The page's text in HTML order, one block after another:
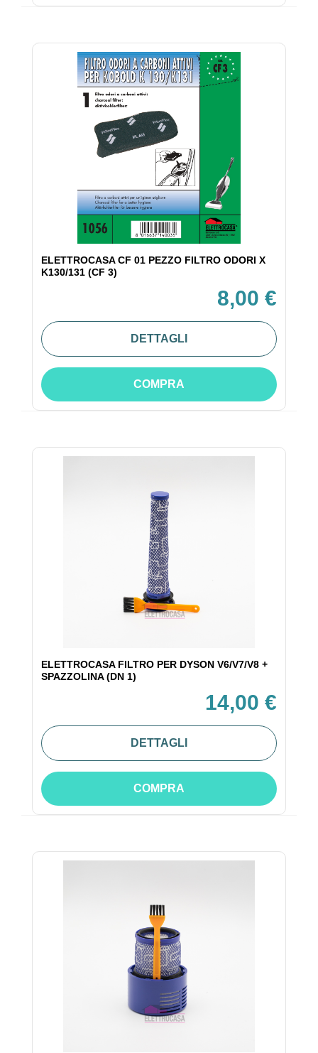
ELETTROCASA CF 01 PEZZO FILTRO ODORI X
K130/131 (CF 3)
8,00 €
DETTAGLI
COMPRA
ELETTROCASA FILTRO PER DYSON V6/V7/V8 +
SPAZZOLINA (DN 1)
14,00 €
DETTAGLI
COMPRA